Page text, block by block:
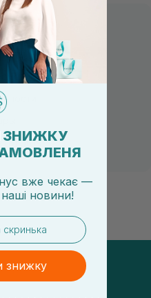
3000 UAH
ЗНИЖКУ
вже чекає —
наші новини!
знижку